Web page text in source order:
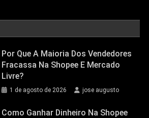
Por Que A Maioria Dos Vendedores
Fracassa Na Shopee E Mercado
Livre?
1 de agosto de 2026 jose augusto
Como Ganhar Dinheiro Na Shopee